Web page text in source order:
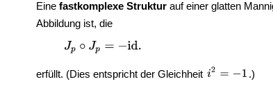
Eine fastkomplexe Strukturauf einer glatten
Abbildung ist, die
erfüllt. (Dies entspricht der Gleichheit .)